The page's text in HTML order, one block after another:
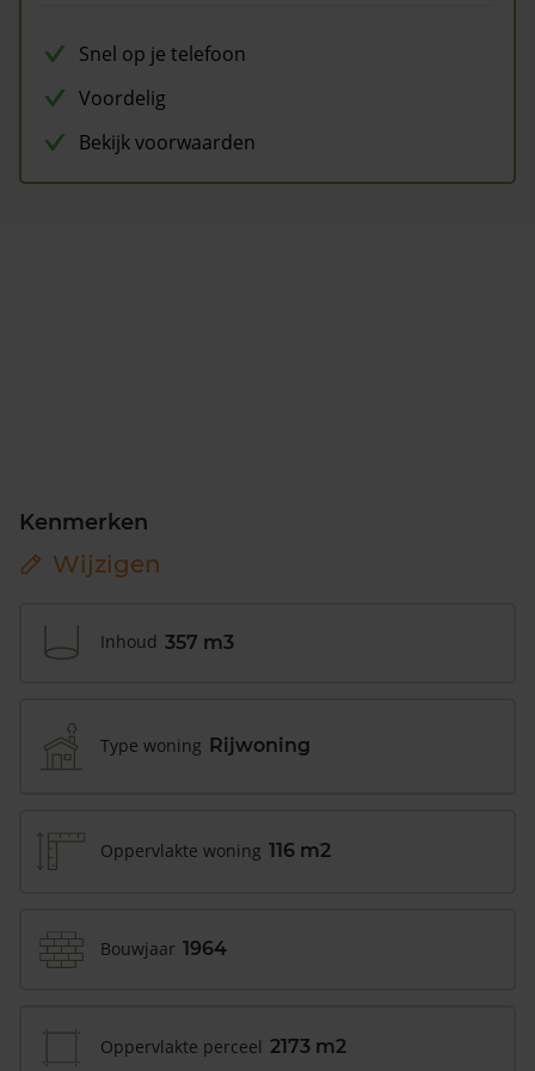
Snel op je telefoon
Voordelig
Bekijk voorwaarden
Kenmerken
Wijzigen
Inhoud 357 m3
Type woning Rijwoning
Oppervlakte woning 116 m2
Bouwjaar 1964
Oppervlakte perceel 2173 m2